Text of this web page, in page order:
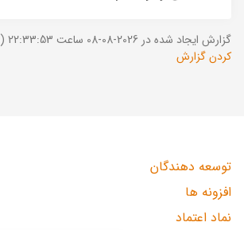
گزارش ایجاد شده در 2026-08-08 ساعت 22:33:53 (UTC +03:30).
کردن گزارش
توسعه دهندگان
افزونه ها
نماد اعتماد